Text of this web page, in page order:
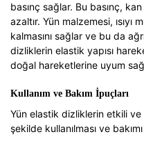
basınç sağlar. Bu basınç, kan
azaltır. Yün malzemesi,
kalmasını sağlar ve bu da
dizliklerin elastik yapısı
doğal hareketlerine uyum
Kullanım ve Bakım İpuçları
Yün elastik dizliklerin etkili ve
şekilde kullanılması ve